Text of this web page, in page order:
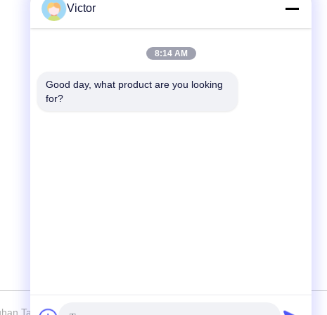
86--18062514745
Tabebuia Technology Co., Ltd. Tout. Les droits sont réservés.
Victor
8:14 AM
Good day, what product are you looking
for?